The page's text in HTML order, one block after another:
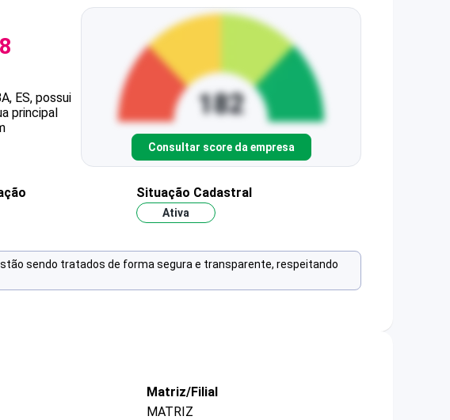
ES, possui
principal
Consultar score da empresa
Situação Cadastral
Ativa
sendo tratados de forma segura e transparente, respeitando
Matriz/Filial
MATRIZ